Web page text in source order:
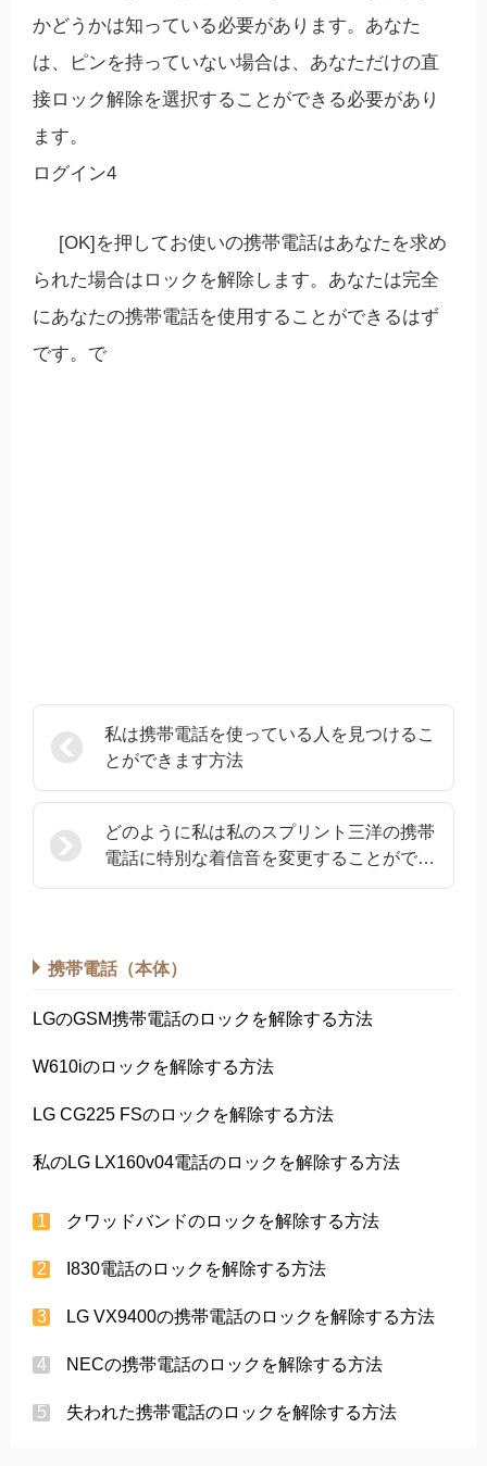
かどうかは知っている必要があります。あなた
は、ピンを持っていない場合は、あなただけの直
接ロック解除を選択することができる必要があり
ます。
ログイン4
[OK]を押してお使いの携帯電話はあなたを求め
られた場合はロックを解除します。あなたは完全
にあなたの携帯電話を使用することができるはず
です。で
私は携帯電話を使っている人を見つけるこ
とができます方法
どのように私は私のスプリント三洋の携帯
電話に特別な着信音を変更することができ
ます
携帯電話（本体）
LGのGSM携帯電話のロックを解除する方法
W610iのロックを解除する方法
LG CG225 FSのロックを解除する方法
私のLG LX160v04電話のロックを解除する方法
クワッドバンドのロックを解除する方法
I830電話のロックを解除する方法
LG VX9400の携帯電話のロックを解除する方法
NECの携帯電話のロックを解除する方法
失われた携帯電話のロックを解除する方法